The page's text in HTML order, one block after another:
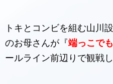
トキとコンビを組む山川
のお母さんが『端っこで
ールライン前辺りで観戦し